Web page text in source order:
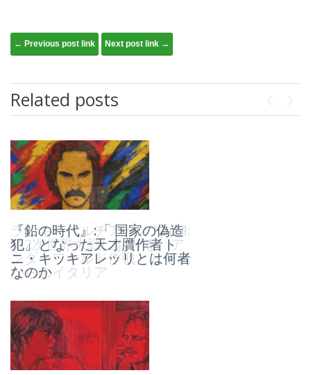
Post navigation
← Previous post link Next post link →
Related posts
『鉛の時代』:「 国家の偽造
犯」となった天才贋作者ト
ニ・キッキアレッリとは何者
なのか
ラッキー・ルチアーノ PartⅡ:
第2次世界大戦における「ア
ンダーワールド作戦」とそれ
からのイタリア